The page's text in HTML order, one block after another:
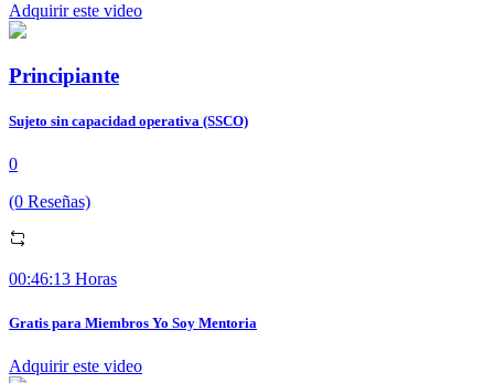
Adquirir este video
Principiante
Sujeto sin capacidad operativa (SSCO)
0
(0 Reseñas)
00:46:13 Horas
Gratis para Miembros Yo Soy Mentoria
Adquirir este video